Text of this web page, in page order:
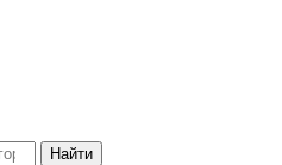
Найти